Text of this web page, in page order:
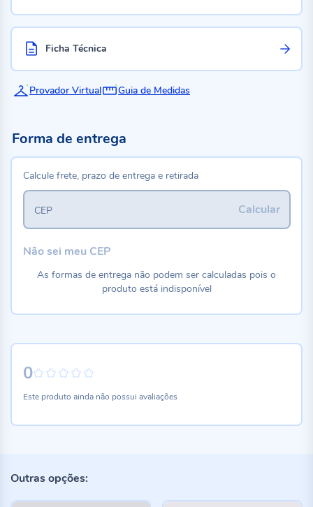
Ficha Técnica
Provador Virtual Guia de Medidas
0
Este produto ainda não possui avaliações
Forma de entrega
Calcule frete, prazo de entrega e retirada
Calcular
CEP
Não sei meu CEP
As formas de entrega não podem ser calculadas pois o
produto está indisponível
Outras opções: